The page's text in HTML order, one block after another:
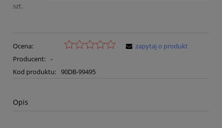
szt.
Ocena:
Producent: -
Kod produktu: 90DB-99495
zapytaj o produkt
Opis